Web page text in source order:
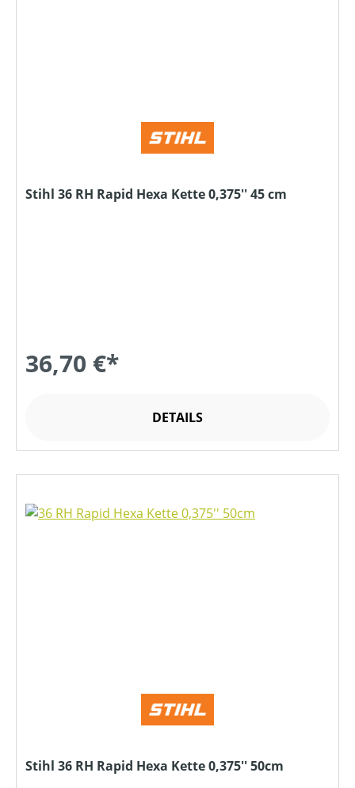
Stihl 36 RH Rapid Hexa Kette 0,375'' 45 cm
36,70 €*
DETAILS
Stihl 36 RH Rapid Hexa Kette 0,375'' 50cm